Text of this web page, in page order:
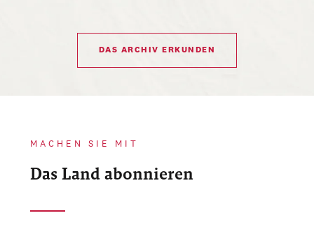
DAS ARCHIV ERKUNDEN
MACHEN SIE MIT
Das Land abonnieren